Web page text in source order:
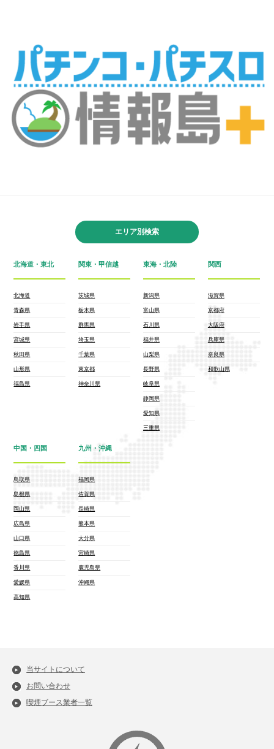
エリア別検索
北海道・東北
北海道
青森県
岩手県
宮城県
秋田県
山形県
福島県
関東・甲信越
茨城県
栃木県
群馬県
埼玉県
千葉県
東京都
神奈川県
東海・北陸
新潟県
富山県
石川県
福井県
山梨県
長野県
岐阜県
静岡県
愛知県
三重県
関西
滋賀県
京都府
大阪府
兵庫県
奈良県
和歌山県
中国・四国
鳥取県
島根県
岡山県
広島県
山口県
徳島県
香川県
愛媛県
高知県
九州・沖縄
福岡県
佐賀県
長崎県
熊本県
大分県
宮崎県
鹿児島県
沖縄県
当サイトについて
お問い合わせ
喫煙ブース業者一覧